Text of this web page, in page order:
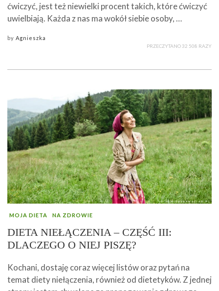
ćwiczyć, jest też niewielki procent takich, które ćwiczyć
uwielbiają. Każda z nas ma wokół siebie osoby, …
by Agnieszka
PRZECZYTANO 32 508 RAZY
MOJA DIETA NA ZDROWIE
DIETA NIEŁĄCZENIA – CZĘŚĆ III:
DLACZEGO O NIEJ PISZĘ?
Kochani, dostaję coraz więcej listów oraz pytań na
temat diety niełączenia, również od dietetyków. Z jednej